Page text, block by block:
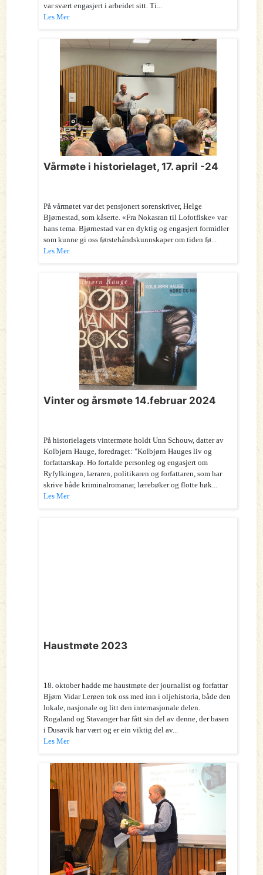
var svært engasjert i arbeidet sitt. Ti...
Les Mer
Vårmøte i historielaget, 17. april -24
På vårmøtet var det pensjonert sorenskriver, Helge
Bjørnestad, som kåserte. «Fra Nokasran til Lofotfiske» var
hans tema. Bjørnestad var en dyktig og engasjert formidler
som kunne gi oss førstehåndskunnskaper om tiden fø...
Les Mer
Vinter og årsmøte 14.februar 2024
På historielagets vintermøte holdt Unn Schouw, datter av
Kolbjørn Hauge, foredraget: "Kolbjørn Hauges liv og
forfattarskap. Ho fortalde personleg og engasjert om
Ryfylkingen, læraren, politikaren og forfattaren, som har
skrive både kriminalromanar, lærebøker og flotte bøk...
Les Mer
Haustmøte 2023
18. oktober hadde me haustmøte der journalist og forfattar
Bjørn Vidar Lerøen tok oss med inn i oljehistoria, både den
lokale, nasjonale og litt den internasjonale delen.
Rogaland og Stavanger har fått sin del av denne, der basen
i Dusavik har vært og er ein viktig del av...
Les Mer